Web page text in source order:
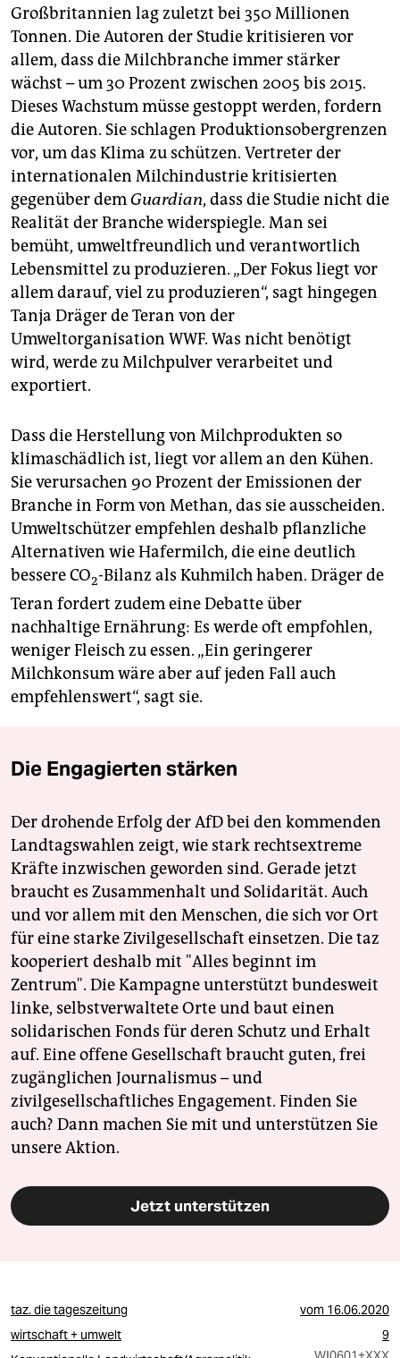
fragen & hilfe
unterstützen
abo
genossenschaft
epaper login
Großbritannien lag zuletzt bei 350 Millionen
Tonnen. Die Autoren der Studie kritisieren vor
allem, dass die Milchbranche immer stärker
wächst – um 30 Prozent zwischen 2005 bis 2015.
Dieses Wachstum müsse gestoppt werden, fordern
die Autoren. Sie schlagen Produktionsobergrenzen
vor, um das Klima zu schützen. Vertreter der
internationalen Milchindustrie kritisierten
gegenüber demGuardian, dass die Studie nicht die
Realität der Branche widerspiegle. Man sei
bemüht, umweltfreundlich und verantwortlich
Lebensmittel zu produzieren. „Der Fokus liegt vor
allem darauf, viel zu produzieren“, sagt hingegen
Tanja Dräger de Teran von der
Umweltorganisation WWF. Was nicht benötigt
wird, werde zu Milchpulver verarbeitet und
exportiert.
Dass die Herstellung von Milchprodukten so
klimaschädlich ist, liegt vor allem an den Kühen.
Sie verursachen 90 Prozent der Emissionen der
Branche in Form von Methan, das sie ausscheiden.
Umweltschützer empfehlen deshalb pflanzliche
Alternativen wie Hafermilch, die eine deutlich
bessere CO2-Bilanz als Kuhmilch haben. Dräger de
Teran fordert zudem eine Debatte über
nachhaltige Ernährung: Es werde oft empfohlen,
weniger Fleisch zu essen. „Ein geringerer
Milchkonsum wäre aber auf jeden Fall auch
empfehlenswert“, sagt sie.
Die Engagierten stärken
Der drohende Erfolg der AfD bei den kommenden
Landtagswahlen zeigt, wie stark rechtsextreme
Kräfte inzwischen geworden sind. Gerade jetzt
braucht es Zusammenhalt und Solidarität. Auch
und vor allem mit den Menschen, die sich vor Ort
für eine starke Zivilgesellschaft einsetzen. Die taz
kooperiert deshalb mit "Alles beginnt im
Zentrum". Die Kampagne unterstützt bundesweit
linke, selbstverwaltete Orte und baut einen
solidarischen Fonds für deren Schutz und Erhalt
auf. Eine offene Gesellschaft braucht guten, frei
zugänglichen Journalismus – und
zivilgesellschaftliches Engagement. Finden Sie
auch? Dann machen Sie mit und unterstützen Sie
unsere Aktion.
Jetzt unterstützen
taz. die tageszeitung vom 16.06.2020
wirtschaft + umwelt
9